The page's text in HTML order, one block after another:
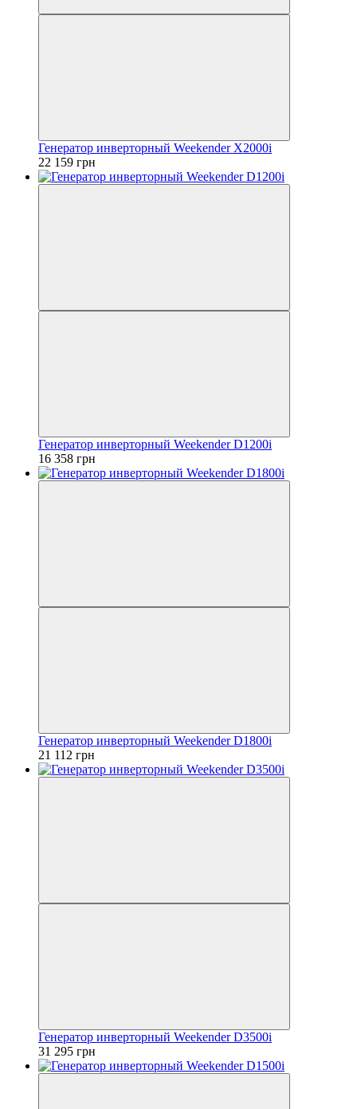
Генератор инверторный Weekender X2000i
22 159 грн
Генератор инверторный Weekender D1200i
16 358 грн
Генератор инверторный Weekender D1800i
21 112 грн
Генератор инверторный Weekender D3500i
31 295 грн